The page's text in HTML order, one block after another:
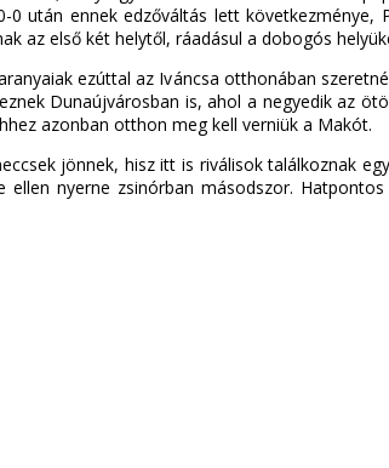
után ennek edzőváltás lett következménye,
az első két helytől, ráadásul a dobogós
ezúttal az Iváncsa otthonában
Dunaújvárosban is, ahol a negyedik az
azonban otthon meg kell verniük a Makót.
jönnek, hisz itt is riválisok találkoznak
nyerne zsinórban másodszor.